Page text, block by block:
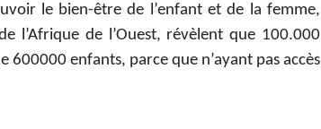
le bien-être de l’enfant et de la femme,
l’Afrique de l’Ouest, révèlent que 100.000
enfants, parce que n’ayant pas accès